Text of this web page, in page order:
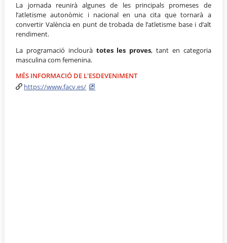
La jornada reunirà algunes de les principals promeses de
l’atletisme autonòmic i nacional en una cita que tornarà a
convertir València en punt de trobada de l’atletisme base i d’alt
rendiment.
La programació inclouràtotes les proves, tant en categoria
masculina com femenina.
MÉS INFORMACIÓ DE L'ESDEVENIMENT
https://www.facv.es/